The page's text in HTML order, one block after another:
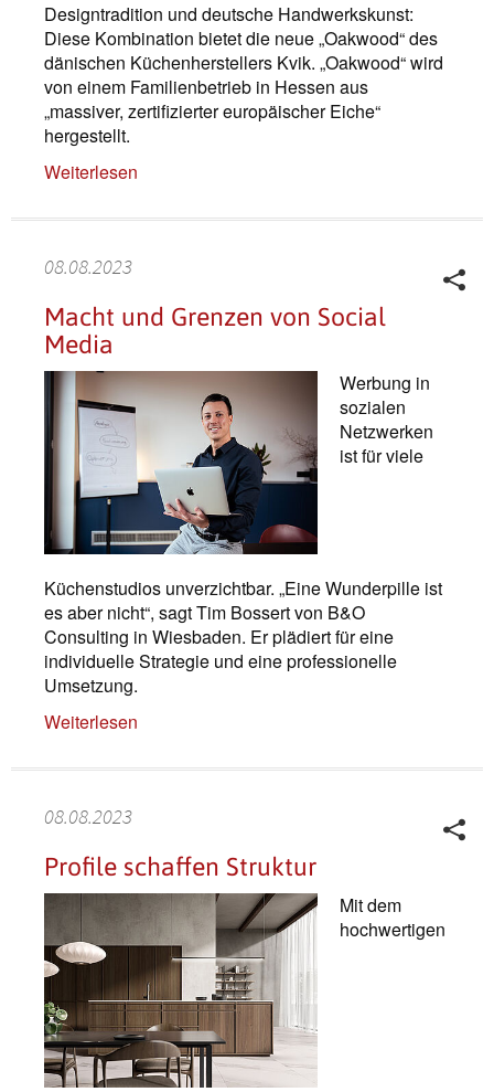
Designtradition und deutsche Handwerkskunst:
Diese Kombination bietet die neue „Oakwood“ des
dänischen Küchenherstellers Kvik. „Oakwood“ wird
von einem Familienbetrieb in Hessen aus
„massiver, zertifizierter europäischer Eiche“
hergestellt.
Weiterlesen
08.08.2023
Macht und Grenzen von Social
Media
Werbung in
sozialen
Netzwerken
ist für viele
Küchenstudios unverzichtbar. „Eine Wunderpille ist
es aber nicht“, sagt Tim Bossert von B&O
Consulting in Wiesbaden. Er plädiert für eine
individuelle Strategie und eine professionelle
Umsetzung.
Weiterlesen
08.08.2023
Profile schaffen Struktur
Mit dem
hochwertigen